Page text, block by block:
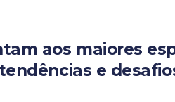
aos maiores
e